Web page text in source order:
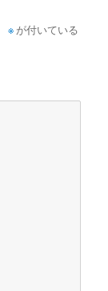
※ が付いている